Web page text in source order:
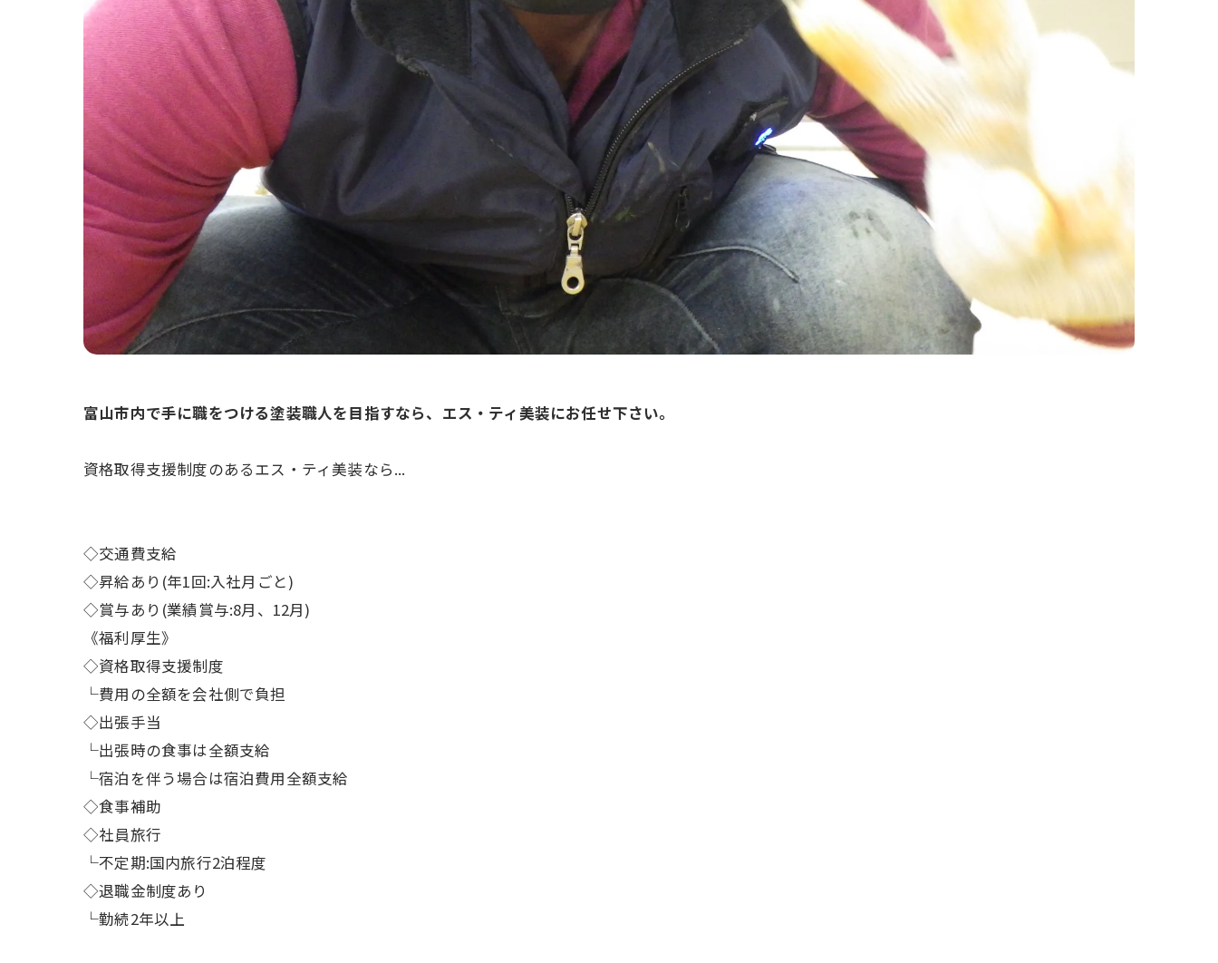
富山市内で手に職をつける塗装職人を目指すなら、エス・ティ美装にお任せ下さい。
資格取得支援制度のあるエス・ティ美装なら...
◇交通費支給
◇昇給あり(年1回:入社月ごと)
◇賞与あり(業績賞与:8月、12月)
《福利厚生》
◇資格取得支援制度
└費用の全額を会社側で負担
◇出張手当
└出張時の食事は全額支給
└宿泊を伴う場合は宿泊費用全額支給
◇食事補助
◇社員旅行
└不定期:国内旅行2泊程度
◇退職金制度あり
└勤続2年以上